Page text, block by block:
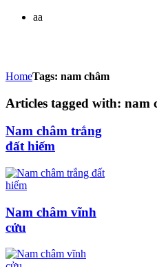
aa
HomeTags: nam châm
Articles tagged with: nam
Nam châm trắng
đất hiếm
Nam châm vĩnh
cửu